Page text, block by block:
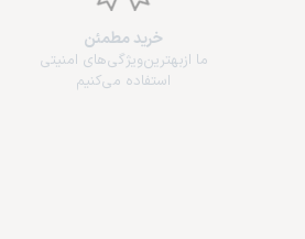
خرید مطمئن
ما از‌بهترین‌ویژگی‌های امنیتی
استفاده می‌کنیم